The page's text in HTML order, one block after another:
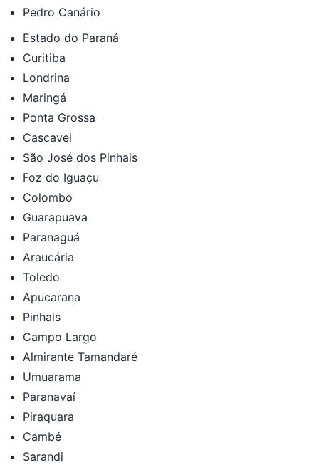
Pedro Canário
Estado do Paraná
Curitiba
Londrina
Maringá
Ponta Grossa
Cascavel
São José dos Pinhais
Foz do Iguaçu
Colombo
Guarapuava
Paranaguá
Araucária
Toledo
Apucarana
Pinhais
Campo Largo
Almirante Tamandaré
Umuarama
Paranavaí
Piraquara
Cambé
Sarandi